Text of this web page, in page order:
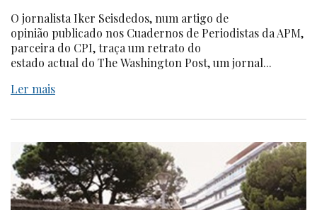
O jornalista Iker Seisdedos, num artigo de
opinião publicado nos Cuadernos de Periodistas da APM,
parceira do CPI, traça um retrato do
estado actual do The Washington Post, um jornal...
Ler mais